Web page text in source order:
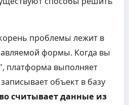
проблемы лежит в
формы. Когда вы
платформа выполняет
объект в базу
считывает данные из